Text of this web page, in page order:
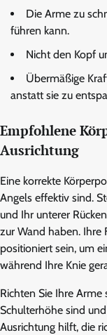
Die Arme zu
führen kann.
Nicht den Kopf
Übermäßige
anstatt sie zu
Empfohlene
Ausrichtung
Eine korrekte
Angels effektiv sind.
und Ihr unterer
zur Wand haben.
positioniert sein, um
während Ihre Knie
Richten Sie Ihre Arme
Schulterhöhe sind
Ausrichtung hilft, die